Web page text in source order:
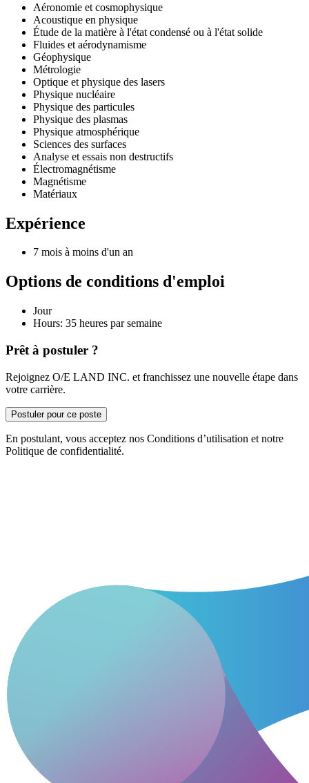
Aéronomie et cosmophysique
Acoustique en physique
Étude de la matière à l'état condensé ou à l'état solide
Fluides et aérodynamisme
Géophysique
Métrologie
Optique et physique des lasers
Physique nucléaire
Physique des particules
Physique des plasmas
Physique atmosphérique
Sciences des surfaces
Analyse et essais non destructifs
Électromagnétisme
Magnétisme
Matériaux
Expérience
7 mois à moins d'un an
Options de conditions d'emploi
Jour
Hours: 35 heures par semaine
Prêt à postuler ?
Rejoignez O/E LAND INC. et franchissez une nouvelle étape dans
votre carrière.
Postuler pour ce poste
En postulant, vous acceptez nos Conditions d’utilisation et notre
Politique de confidentialité.